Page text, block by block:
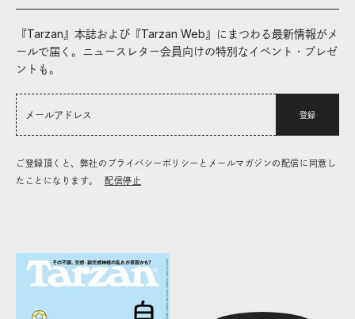
『Tarzan』本誌および『Tarzan Web』にまつわる最新情報がメ
ールで届く。ニュースレター会員向けの特別なイベント・プレゼ
ントも。
登録
ご登録頂くと、弊社のプライバシーポリシーとメールマガジンの配信に同意し
たことになります。
配信停止